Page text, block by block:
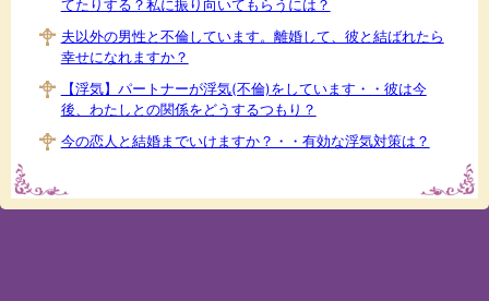
てたりする？私に振り向いてもらうには？
夫以外の男性と不倫しています。離婚して、彼と結ばれたら
幸せになれますか？
【浮気】パートナーが浮気(不倫)をしています・・彼は今
後、わたしとの関係をどうするつもり？
今の恋人と結婚までいけますか？・・有効な浮気対策は？